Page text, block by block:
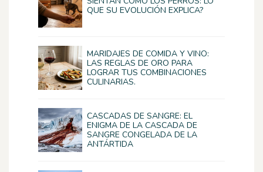
QUE SU EVOLUCIÓN EXPLICA?
MARIDAJES DE COMIDA Y VINO:
LAS REGLAS DE ORO PARA
LOGRAR TUS COMBINACIONES
CULINARIAS.
CASCADAS DE SANGRE: EL
ENIGMA DE LA CASCADA DE
SANGRE CONGELADA DE LA
ANTÁRTIDA